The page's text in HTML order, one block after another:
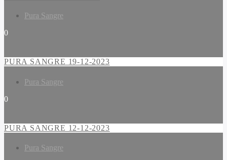
Pura Sangre
0
PURA SANGRE 19-12-2023
Pura Sangre
0
PURA SANGRE 12-12-2023
Pura Sangre